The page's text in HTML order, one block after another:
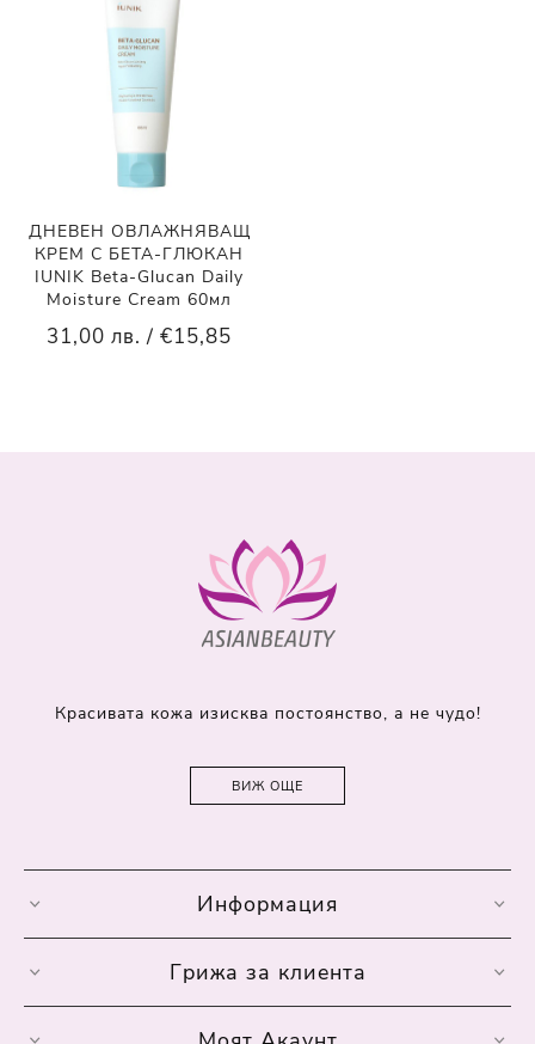
ДНЕВЕН ОВЛАЖНЯВАЩ
КРЕМ С БЕТА-ГЛЮКАН
IUNIK Beta-Glucan Daily
Moisture Cream 60мл
31,00 лв. / €15,85
Красивата кожа изисква постоянство, а не чудо!
ВИЖ ОЩЕ
Информация
Грижа за клиента